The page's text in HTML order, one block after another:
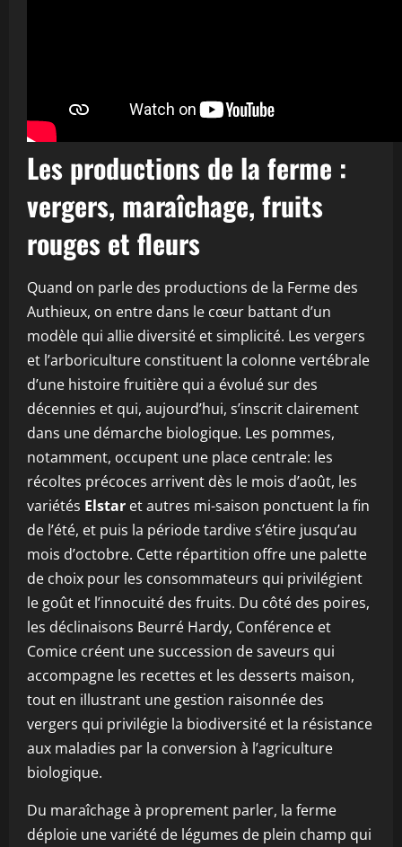
Les productions de la ferme :
vergers, maraîchage, fruits
rouges et fleurs
Quand on parle des productions de la Ferme des
Authieux, on entre dans le cœur battant d’un
modèle qui allie diversité et simplicité. Les vergers
et l’arboriculture constituent la colonne vertébrale
d’une histoire fruitière qui a évolué sur des
décennies et qui, aujourd’hui, s’inscrit clairement
dans une démarche biologique. Les pommes,
notamment, occupent une place centrale: les
récoltes précoces arrivent dès le mois d’août, les
variétés Elstar et autres mi-saison ponctuent la fin
de l’été, et puis la période tardive s’étire jusqu’au
mois d’octobre. Cette répartition offre une palette
de choix pour les consommateurs qui privilégient
le goût et l’innocuité des fruits. Du côté des poires,
les déclinaisons Beurré Hardy, Conférence et
Comice créent une succession de saveurs qui
accompagne les recettes et les desserts maison,
tout en illustrant une gestion raisonnée des
vergers qui privilégie la biodiversité et la résistance
aux maladies par la conversion à l’agriculture
biologique.
Du maraîchage à proprement parler, la ferme
déploie une variété de légumes de plein champ qui